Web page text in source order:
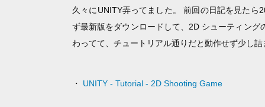
久々にUNITY弄ってました。 前回の日記を見た
ず最新版をダウンロードして、2D シューティン
わってて、チュートリアル通りだと動作せず少し詰
・ UNITY - Tutorial - 2D Shooting Game